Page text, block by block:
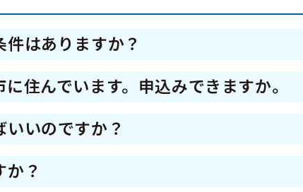
はありますか？
であれば、お申込みいただけます。
住んでいます。申込みできますか。
であれば、住民登録の有無に関わらずお申
提出を求める場合があります。 なお、住民
に関する届出をされていない場合は、速や
いのですか？
日（金）から5月24日（日）】は終了したた
日（水）から7月10日（金）】に、本公式
か？